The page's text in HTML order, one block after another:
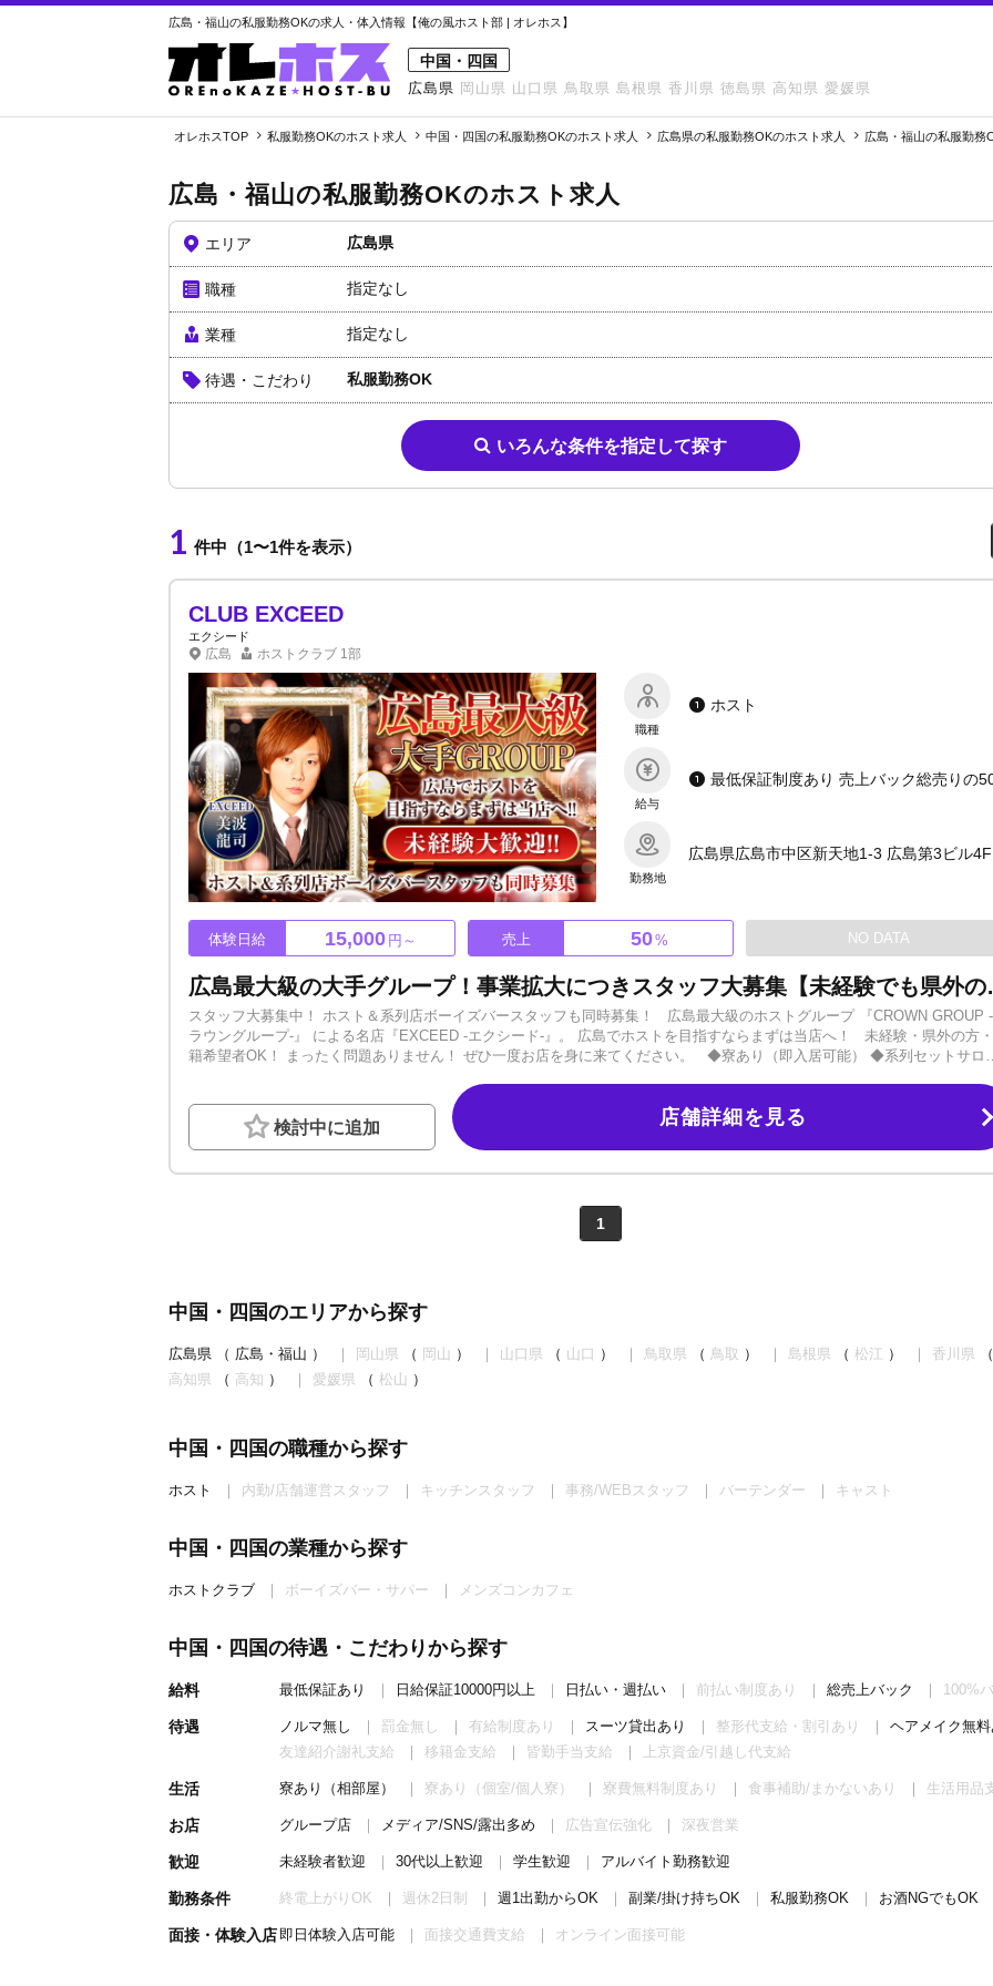
広島・福山の私服勤務OKの求人・体入情報【俺の風ホスト部 | オレホス】
中国・四国
広島県 岡山県 山口県 鳥取県 島根県 香川県 徳島県 高知県 愛媛県
オレホスTOP 私服勤務OKのホスト求人 中国・四国の私服勤務OKのホスト求人 広島県の私服勤務OKのホスト求人 広島・福山の私服勤務
広島・福山の私服勤務OKのホスト求人
エリア 広島県
職種 指定なし
業種 指定なし
待遇・こだわり 私服勤務OK
いろんな条件を指定して探す
1 件中（1〜1件を表示）
CLUB EXCEED
エクシード
広島 ホストクラブ 1部
職種
ホスト
給与
勤務地
広島県広島市中区新天地1-3 広島第3ビル4F
体験日給 15,000 円～ 売上 50% NO DATA
広島最大級の大手グルー
スタッフ大募集中！ ホスト＆系列店ボーイズバースタッフも同時募集！ 広島最大級のホストグループ 『CROWN GROUP
ラウングループ-』 による名店『EXCEED -エクシード-』。 広島でホストを目指すならまずは当店へ！ 未経験・県外の方
籍希望者OK！ まったく問題ありません！ ぜひ一度お店を身に来てください。 ◆寮あり（即入居可能） ◆系列セットサロ
～ キャンペーン期間は15,000円即日支給！ まずはお気軽にご応募・ご相談ください！ ご連絡お待ちしております！
検討中に追加 店舗詳細を見る
1
中国・四国のエリアから探す
広島県 （ 広島・福山 ） 岡山県 （ 岡山 ） 山口県 （ 山口 ） 鳥取県 （ 鳥取 ） 島根県 （ 松江 ） 香川県 （
高知県 （ 高知 ） 愛媛県 （ 松山 ）
中国・四国の職種から探す
ホスト 内勤/店舗運営スタッフ キッチンスタッフ 事務/WEBスタッフ バーテンダー キャスト
中国・四国の業種から探す
ホストクラブ ボーイズバー・サパー メンズコンカフェ
中国・四国の待遇・こだわりから探す
給料 最低保証あり 日給保証10000円以上 日払い・週払い 前払い制度あり 総売上バック 100%
待遇 ノルマ無し 罰金無し 有給制度あり スーツ貸出あり 整形代支給・割引あり ヘアメイク無料
友達紹介謝礼支給
移籍金支給 皆勤手当支給 上京資金/引越し代支給
生活 寮あり（相部屋） 寮あり（個室/個人寮） 寮費無料制度あり 食事補助/まかないあり 生活用品
お店 グループ店 メディア/SNS/露出多め 広告宣伝強化 深夜営業
歓迎 未経験者歓迎 30代以上歓迎 学生歓迎 アルバイト勤務歓迎
勤務条件 終電上がりOK 週休2日制 週1出勤からOK 副業/掛け持ちOK 私服勤務OK お酒NGでもOK
面接・体験入店 即日体験入店可能 面接交通費支給 オンライン面接可能